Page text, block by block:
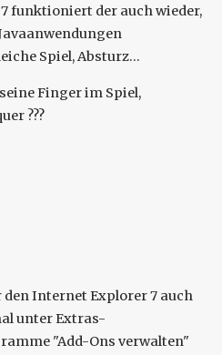
funktioniert der auch wieder,
Spiel, Absturz...
Finger im Spiel,
???
Internet Explorer 7 auch
unter Extras-
"Add-Ons verwalten"